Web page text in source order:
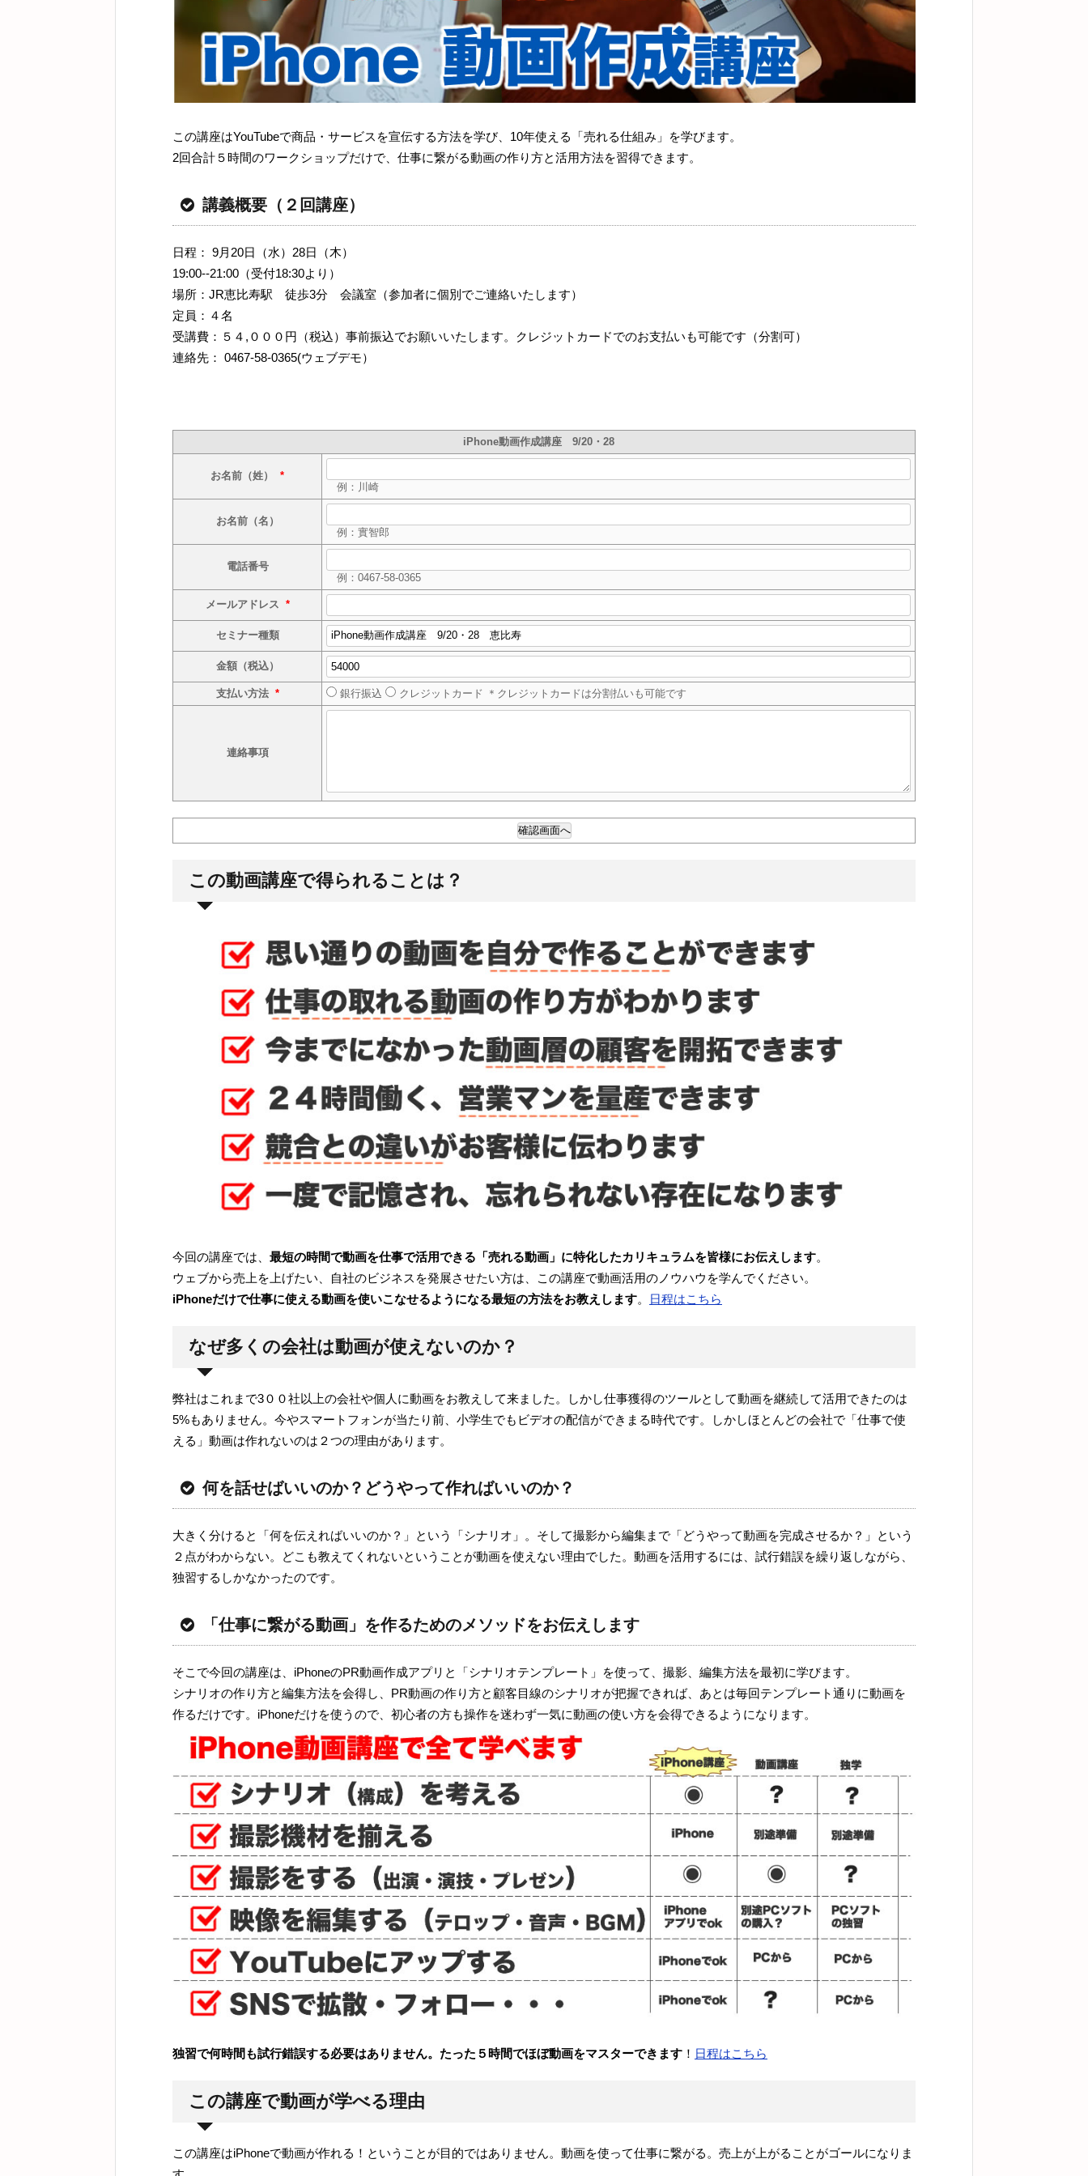
この講座はYouTubeで商品・サービスを宣伝する方法を学び、10年使える「売れる仕組み」を学びます。
2回合計５時間のワークショップだけで、仕事に繋がる動画の作り方と活用方法を習得できます。
講義概要（２回講座）
日程： 9月20日（水）28日（木）
19:00--21:00（受付18:30より）
場所：JR恵比寿駅 徒歩3分 会議室（参加者に個別でご連絡いたします）
定員：４名
受講費：５４,０００円（税込）事前振込でお願いいたします。クレジットカードでのお支払いも可能です（分割可）
連絡先： 0467-58-0365(ウェブデモ）
iPhone動画作成講座 9/20・28
お名前（姓）
*
例：川崎
お名前（名）
例：實智郎
電話番号
例：0467-58-0365
メールアドレス *
セミナー種類
金額（税込）
支払い方法 * 銀行振込 クレジットカード ＊クレジットカードは分割払いも可能です
連絡事項
この動画講座で得られることは？
今回の講座では、 最短の時間で動画を仕事で活用できる「売れる動画」に特化したカリキュラムを皆様にお伝えします。
ウェブから売上を上げたい、自社のビジネスを発展させたい方は、この講座で動画活用のノウハウを学んでください。
iPhoneだけで仕事に使える動画を使いこなせるようになる最短の方法をお教えします。 日程はこちら
なぜ多くの会社は動画が使えないのか？
弊社はこれまで3００社以上の会社や個人に動画をお教えして来ました。しかし仕事獲得のツールとして動画を継続して活用できたのは
5%もありません。今やスマートフォンが当たり前、小学生でもビデオの配信ができまる時代です。しかしほとんどの会社で「仕事で使
える」動画は作れないのは２つの理由があります。
何を話せばいいのか？どうやって作ればいいのか？
大きく分けると「何を伝えればいいのか？」という「シナリオ」。そして撮影から編集まで「どうやって動画を完成させるか？」という
２点がわからない。どこも教えてくれないということが動画を使えない理由でした。動画を活用するには、試行錯誤を繰り返しながら、
独習するしかなかったのです。
「仕事に繋がる動画」を作るためのメソッドをお伝えします
そこで今回の講座は、iPhoneのPR動画作成アプリと「シナリオテンプレート」を使って、撮影、編集方法を最初に学びます。
シナリオの作り方と編集方法を会得し、PR動画の作り方と顧客目線のシナリオが把握できれば、あとは毎回テンプレート通りに動画を
作るだけです。iPhoneだけを使うので、初心者の方も操作を迷わず一気に動画の使い方を会得できるようになります。
独習で何時間も試行錯誤する必要はありません。たった５時間でほぼ動画をマスターできます ！ 日程はこちら
この講座で動画が学べる理由
この講座はiPhoneで動画が作れる！ということが目的ではありません。動画を使って仕事に繋がる。売上が上がることがゴールになりま